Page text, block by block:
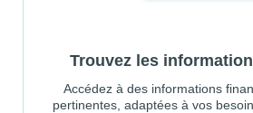
Trouvez les
Accédez à des informations
pertinentes, adaptées à vos